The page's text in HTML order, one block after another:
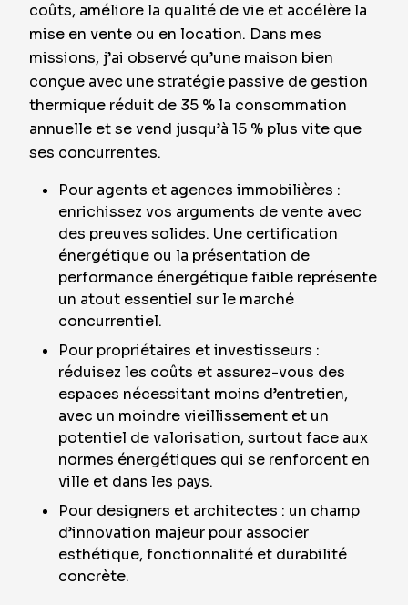
coûts, améliore la qualité de vie et accélère la
mise en vente ou en location. Dans mes
missions, j’ai observé qu’une maison bien
conçue avec une stratégie passive de gestion
thermique réduit de 35 % la consommation
annuelle et se vend jusqu’à 15 % plus vite que
ses concurrentes.
Pour agents et agences immobilières :
enrichissez vos arguments de vente avec
des preuves solides. Une certification
énergétique ou la présentation de
performance énergétique faible représente
un atout essentiel sur le marché
concurrentiel.
Pour propriétaires et investisseurs :
réduisez les coûts et assurez-vous des
espaces nécessitant moins d’entretien,
avec un moindre vieillissement et un
potentiel de valorisation, surtout face aux
normes énergétiques qui se renforcent en
ville et dans les pays.
Pour designers et architectes : un champ
d’innovation majeur pour associer
esthétique, fonctionnalité et durabilité
concrète.